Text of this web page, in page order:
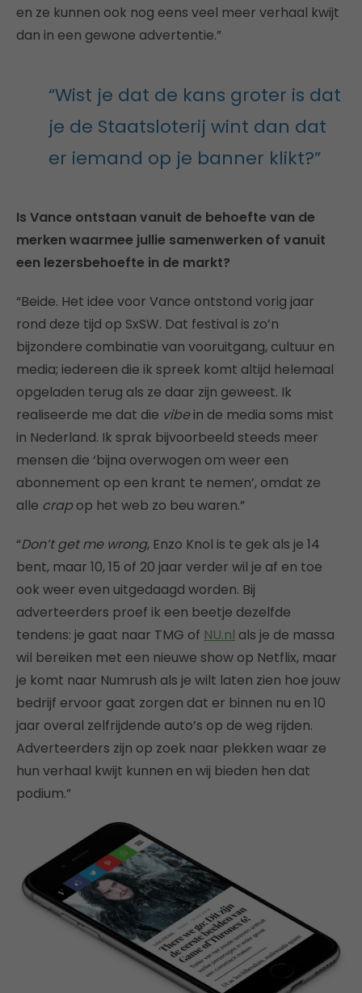
en ze kunnen ook nog eens veel meer verhaal kwijt
dan in een gewone advertentie.”
“Wist je dat de kans groter is dat
je de Staatsloterij wint dan dat
er iemand op je banner klikt?”
Is Vance ontstaan vanuit de behoefte van de
merken waarmee jullie samenwerken of vanuit
een lezersbehoefte in de markt?
“Beide. Het idee voor Vance ontstond vorig jaar
rond deze tijd op SxSW. Dat festival is zo’n
bijzondere combinatie van vooruitgang, cultuur en
media; iedereen die ik spreek komt altijd helemaal
opgeladen terug als ze daar zijn geweest. Ik
realiseerde me dat die vibein de media soms mist
in Nederland. Ik sprak bijvoorbeeld steeds meer
mensen die ‘bijna overwogen om weer een
abonnement op een krant te nemen’, omdat ze
alle crapop het web zo beu waren.”
“Don’t get me wrong, Enzo Knol is te gek als je 14
bent, maar 10, 15 of 20 jaar verder wil je af en toe
ook weer even uitgedaagd worden. Bij
adverteerders proef ik een beetje dezelfde
tendens: je gaat naar TMG of NU.nl als je de massa
wil bereiken met een nieuwe show op Netflix, maar
je komt naar Numrush als je wilt laten zien hoe jouw
bedrijf ervoor gaat zorgen dat er binnen nu en 10
jaar overal zelfrijdende auto’s op de weg rijden.
Adverteerders zijn op zoek naar plekken waar ze
hun verhaal kwijt kunnen en wij bieden hen dat
podium.”